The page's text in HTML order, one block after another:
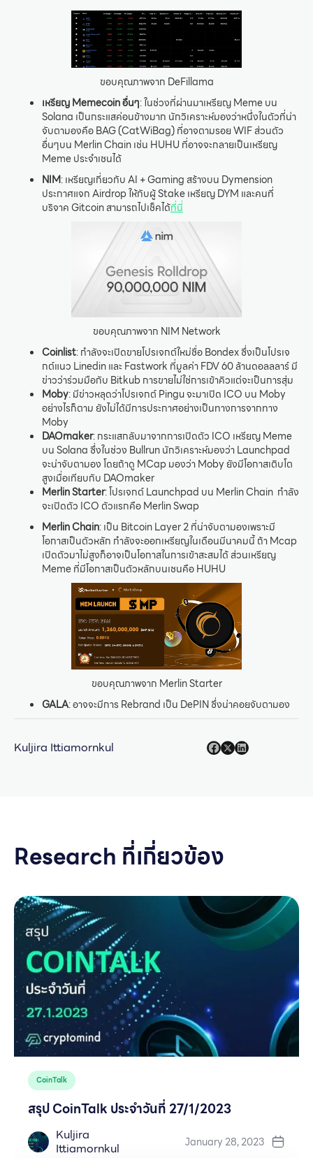
ขอบคุณภาพจาก DeFillama
เหรียญ Memecoin อื่นๆ: ในช่วงที่ผ่านมาเหรียญ Meme บน
Solana เป็นกระแสค่อนข้างมาก นักวิเคราะห์มองว่าหนึ่งในตัวที่น่า
จับตามองคือ BAG (CatWiBag) ที่อาจตามรอย WIF ส่วนตัว
อื่นๆบน Merlin Chain เช่น HUHU ที่อาจจะกลายเป็นเหรียญ
Meme ประจำเชนได้
NIM: เหรียญเกี่ยวกับ AI + Gaming สร้างบน Dymension
ประกาศแจก Airdrop ให้กับผู้ Stake เหรียญ DYM และคนที่
บริจาค Gitcoin สามารถไปเช็คได้ที่นี่
ขอบคุณภาพจาก NIM Network
Coinlist: กำลังจะเปิดขายโปรเจกต์ใหม่ชื่อ Bondex ซึ่งเป็นโปรเจ
กต์แนว Linedin และ Fastwork ที่มูลค่า FDV 60 ล้านดอลลลาร์ มี
ข่าวว่าร่วมมือกับ Bitkub การขายไม่ใช่การเข้าคิวแต่จะเป็นการสุ่ม
Moby: มีข่าวหลุดว่าโปรเจกต์ Pingu จะมาเปิด ICO บน Moby
อย่างไรก็ตาม ยังไม่ได้มีการประกาศอย่างเป็นทางการจากทาง
Moby
DAOmaker: กระแสกลับมาจากการเปิดตัว ICO เหรียญ Meme
บน Solana ซึ่งในช่วง Bullrun นักวิเคราะห์มองว่า Launchpad
จะน่าจับตามอง โดยถ้าดู MCap มองว่า Moby ยังมีโอกาสเติบโต
สูงเมื่อเทียบกับ DAOmaker
Merlin Starter: โปรเจกต์ Launchpad บน Merlin Chain กำลัง
จะเปิดตัว ICO ตัวแรกคือ Merlin Swap
Merlin Chain: เป็น Bitcoin Layer 2 ที่น่าจับตามองเพราะมี
โอกาสเป็นตัวหลัก กำลังจะออกเหรียญในเดือนมีนาคมนี้ ถ้า Mcap
เปิดตัวมาไม่สูงก็อาจเป็นโอกาสในการเข้าสะสมได้ ส่วนเหรียญ
Meme ที่มีโอกาสเป็นตัวหลักบนเชนคือ HUHU
ขอบคุณภาพจาก Merlin Starter
GALA: อาจจะมีการ Rebrand เป็น DePIN ซึ่งน่าคอยจับตามอง
Kuljira Ittiamornkul
Research ที่เกี่ยวข้อง
CoinTalk
สรุป CoinTalk ประจำวันที่ 27/1/2023
Kuljira
Ittiamornkul
January 28, 2023